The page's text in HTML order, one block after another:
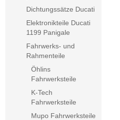
Dichtungssätze Ducati
Elektronikteile Ducati
1199 Panigale
Fahrwerks- und
Rahmenteile
Öhlins
Fahrwerksteile
K-Tech
Fahrwerksteile
Mupo Fahrwerksteile